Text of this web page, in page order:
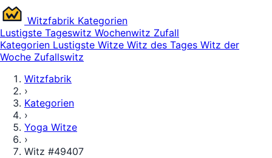
Witzfabrik Kategorien
Lustigste Tageswitz Wochenwitz Zufall
Kategorien Lustigste Witze Witz des Tages Witz der
Woche Zufallswitz
Witzfabrik
›
Kategorien
›
Yoga Witze
›
Witz #49407